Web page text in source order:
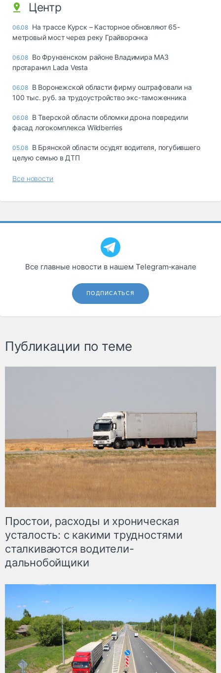
Центр
06.08 На трассе Курск – Касторное обновляют 65-
метровый мост через реку Грайворонка
06.08 Во Фрунзенском районе Владимира МАЗ
протаранил Lada Vesta
06.08 В Воронежской области фирму оштрафовали на
100 тыс. руб. за трудоустройство экс-таможенника
06.08 В Тверской области обломки дрона повредили
фасад логокомплекса Wildberries
05.08 В Брянской области осудят водителя, погубившего
целую семью в ДТП
Все новости
Все главные новости в нашем Telegram‑канале
ПОДПИСАТЬСЯ
Публикации по теме
Простои, расходы и хроническая
усталость: с какими трудностями
сталкиваются водители-
дальнобойщики